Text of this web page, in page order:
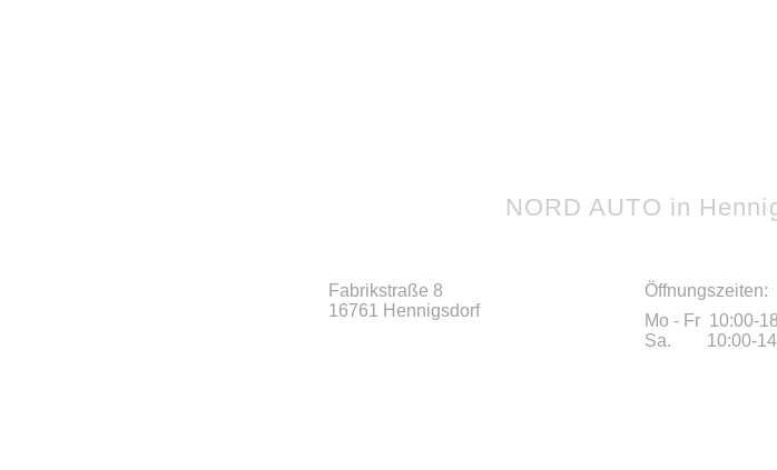
NORD AUTO in
Fabrikstraße 8
16761 Hennigsdorf
Öffnungszeiten:
Mo - Fr 10:00-
Sa. 10:00-